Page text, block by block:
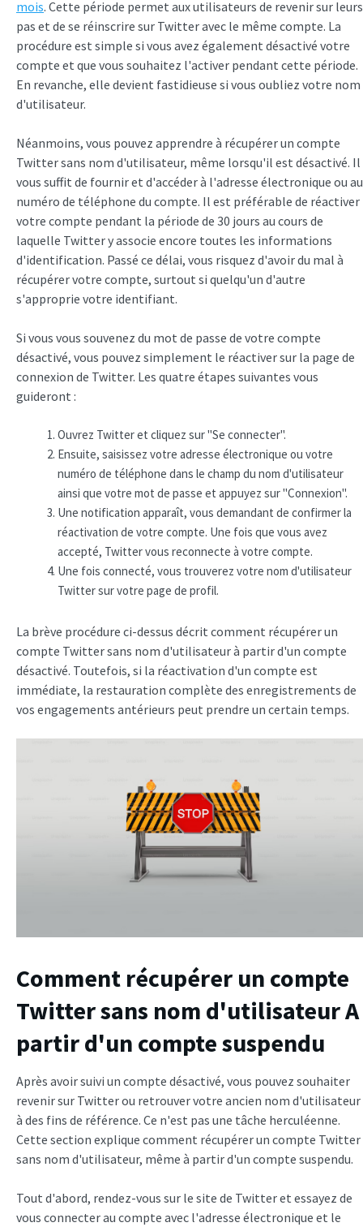
mois. Cette période permet aux utilisateurs de revenir sur leurs
pas et de se réinscrire sur Twitter avec le même compte. La
procédure est simple si vous avez également désactivé votre
compte et que vous souhaitez l'activer pendant cette période.
En revanche, elle devient fastidieuse si vous oubliez votre nom
d'utilisateur.
Néanmoins, vous pouvez apprendre à récupérer un compte
Twitter sans nom d'utilisateur, même lorsqu'il est désactivé. Il
vous suffit de fournir et d'accéder à l'adresse électronique ou au
numéro de téléphone du compte. Il est préférable de réactiver
votre compte pendant la période de 30 jours au cours de
laquelle Twitter y associe encore toutes les informations
d'identification. Passé ce délai, vous risquez d'avoir du mal à
récupérer votre compte, surtout si quelqu'un d'autre
s'approprie votre identifiant.
Si vous vous souvenez du mot de passe de votre compte
désactivé, vous pouvez simplement le réactiver sur la page de
connexion de Twitter. Les quatre étapes suivantes vous
guideront :
Ouvrez Twitter et cliquez sur "Se connecter".
Ensuite, saisissez votre adresse électronique ou votre
numéro de téléphone dans le champ du nom d'utilisateur
ainsi que votre mot de passe et appuyez sur "Connexion".
Une notification apparaît, vous demandant de confirmer la
réactivation de votre compte. Une fois que vous avez
accepté, Twitter vous reconnecte à votre compte.
Une fois connecté, vous trouverez votre nom d'utilisateur
Twitter sur votre page de profil.
La brève procédure ci-dessus décrit comment récupérer un
compte Twitter sans nom d'utilisateur à partir d'un compte
désactivé. Toutefois, si la réactivation d'un compte est
immédiate, la restauration complète des enregistrements de
vos engagements antérieurs peut prendre un certain temps.
Comment récupérer un compte
Twitter sans nom d'utilisateurA
partir d'un compte suspendu
Après avoir suivi un compte désactivé, vous pouvez souhaiter
revenir sur Twitter ou retrouver votre ancien nom d'utilisateur
à des fins de référence. Ce n'est pas une tâche herculéenne.
Cette section explique comment récupérer un compte Twitter
sans nom d'utilisateur, même à partir d'un compte suspendu.
Tout d'abord, rendez-vous sur le site de Twitter et essayez de
vous connecter au compte avec l'adresse électronique et le